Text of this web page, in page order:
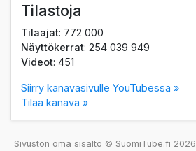
Tilastoja
Tilaajat: 772 000
Näyttökerrat: 254 039 949
Videot: 451
Siirry kanavasivulle YouTubessa »
Tilaa kanava »
Sivuston oma sisältö © SuomiTube.fi 2026